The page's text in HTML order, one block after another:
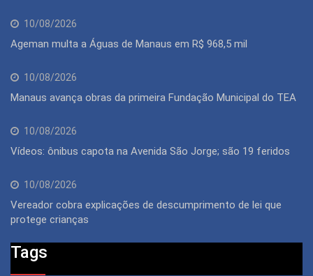
10/08/2026
Ageman multa a Águas de Manaus em R$ 968,5 mil
10/08/2026
Manaus avança obras da primeira Fundação Municipal do TEA
10/08/2026
Vídeos: ônibus capota na Avenida São Jorge; são 19 feridos
10/08/2026
Vereador cobra explicações de descumprimento de lei que
protege crianças
Tags